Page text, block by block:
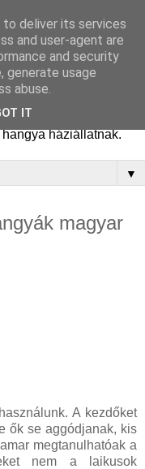
hangyafarm
megfigyelések,
minden
háziállatnak.
▼
magyar
A kezdőket
ők se aggódjanak, kis
megtanulhatóak a
nem a laikusok
deliver its services
and user-agent are
and security
generate usage
abuse.
IT